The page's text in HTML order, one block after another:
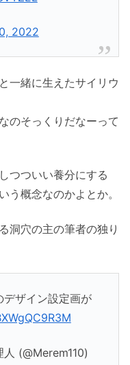
2022
一緒に生えたサイリウ
のそっくりだなーって
つついい養分にする
う概念なのかよとか。
洞穴の主の筆者の独り
ザイン設定画が
(@Merem110)